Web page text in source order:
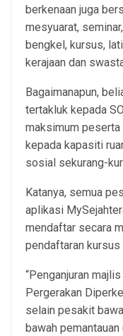
berkenaan juga
mesyuarat, seminar,
bengkel, kursus,
kerajaan dan
Bagaimanapun,
tertakluk kepada
maksimum peserta
kepada kapasiti
sosial sekurang-
Katanya, semua
aplikasi
mendaftar secara
pendaftaran
“Penganjuran
Pergerakan
selain pesakit
bawah